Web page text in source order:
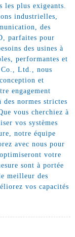
les plus exigeants.
industrielles,
des
parfaites pour
des usines à
performantes et
Co., Ltd., nous
et
engagement
normes strictes
vous cherchiez à
vos systèmes
notre équipe
avec nous pour
votre
sont à portée
meilleur des
vos capacités